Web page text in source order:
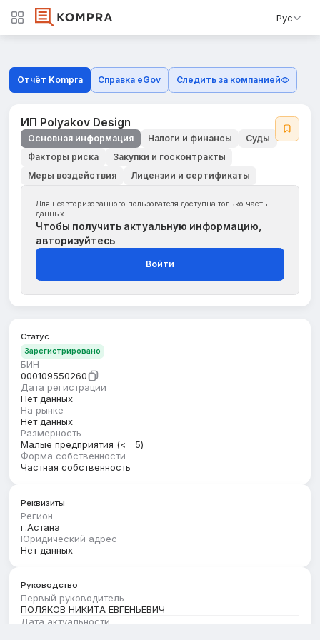
Рус
Отчёт Kompra Справка eGov Следить за компанией
ИП Polyakov Design
Основная информация Налоги и финансы
Суды
Факторы риска
Закупки и госконтракты
Меры воздействия
Лицензии и сертификаты
Для неавторизованного пользователя доступна только часть
данных
Чтобы получить актуальную информацию,
авторизуйтесь
Войти
Статус
Зарегистрировано
БИН
000109550260
Дата регистрации
Нет данных
На рынке
Нет данных
Размерность
Малые предприятия (<= 5)
Форма собственности
Частная собственность
Реквизиты
Регион
г.Астана
Юридический адрес
Нет данных
Руководство
Первый руководитель
ПОЛЯКОВ НИКИТА ЕВГЕНЬЕВИЧ
Дата актуальности